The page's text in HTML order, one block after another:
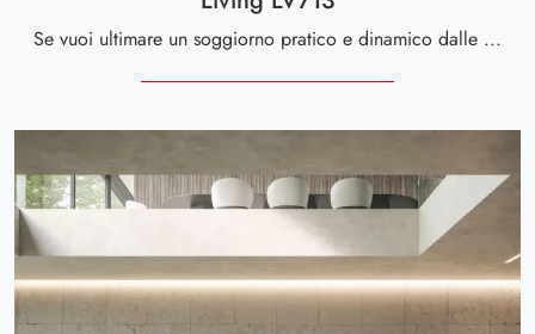
Se vuoi ultimare un soggiorno pratico e dinamico dalle linee moderne, ti presentiamo la parete attrezzata Living LV713 Giessegi.